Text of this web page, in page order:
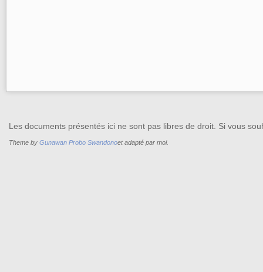
Les documents présentés ici ne sont pas libres de droit. Si vous
Theme by Gunawan Probo Swandonoet adapté par moi.